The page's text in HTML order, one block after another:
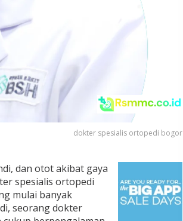
dokter spesialis ortopedi bogor
dan otot akibat gaya
spesialis ortopedi
mulai banyak
seorang dokter